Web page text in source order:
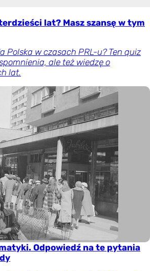
lat? Masz szansę w tym
Polska w czasach PRL-u? Ten quiz
ale też wiedzę o
lat.
Odpowiedź na te pytania